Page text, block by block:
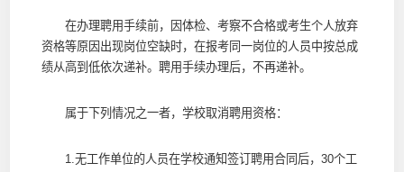
在办理聘用手续前，因体检、考察不合格或考生个人放弃
资格等原因出现岗位空缺时，在报考同一岗位的人员中按总成
绩从高到低依次递补。聘用手续办理后，不再递补。
属于下列情况之一者，学校取消聘用资格：
1.无工作单位的人员在学校通知签订聘用合同后，30个工